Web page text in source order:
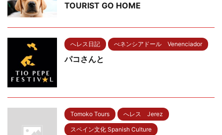
TOURIST GO HOME
へレス日記 べネンシアドール Venenciador
パコさんと
Tomoko Tours へレス Jerez
スペイン文化 Spanish Culture